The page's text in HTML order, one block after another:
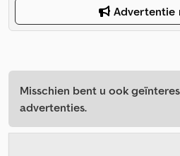
Advertentie
Misschien bent u ook
advertenties.